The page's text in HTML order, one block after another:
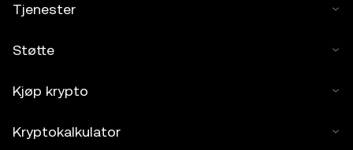
Tjenester
Støtte
Kjøp krypto
Kryptokalkulator